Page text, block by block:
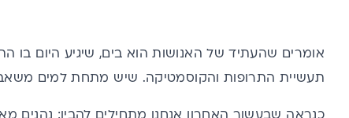
אומרים שהעתיד של האנושות הוא בים, שיגיע היום בו
תעשיית התרופות והקוסמטיקה. שיש מתחת למים